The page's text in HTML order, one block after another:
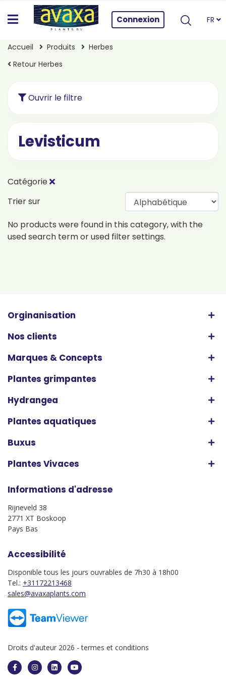
Connexion FR
Accueil Produits
Herbes
Retour Herbes
Ouvrir le filtre
Levisticum
Catégorie
Trier sur
No products were found in this category, with the
used search term or used filter settings.
Orginanisation
Nos clients
Marques & Concepts
Plantes grimpantes
Hydrangea
Plantes aquatiques
Buxus
Plantes Vivaces
Informations d'adresse
Rijneveld 38
2771 XT Boskoop
Pays Bas
Accessibilité
Disponible tous les jours ouvrables de 7h30 à 18h00
Tel.: +31172213468
sales@avaxaplants.com
Droits d'auteur 2026 -termes et conditions